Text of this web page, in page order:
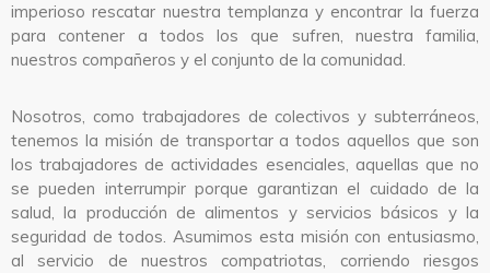
imperioso rescatar nuestra templanza y encontrar la fuerza
para contener a todos los que sufren, nuestra familia,
nuestros compañeros y el conjunto de la comunidad.
Nosotros, como trabajadores de colectivos y subterráneos,
tenemos la misión de transportar a todos aquellos que son
los trabajadores de actividades esenciales, aquellas que no
se pueden interrumpir porque garantizan el cuidado de la
salud, la producción de alimentos y servicios básicos y la
seguridad de todos. Asumimos esta misión con entusiasmo,
al servicio de nuestros compatriotas, corriendo riesgos